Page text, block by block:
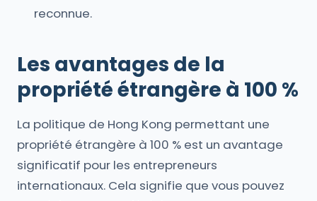
reconnue.
Les avantages de la
propriété étrangère à 100 %
La politique de Hong Kong permettant une
propriété étrangère à 100 % est un avantage
significatif pour les entrepreneurs
internationaux. Cela signifie que vous pouvez